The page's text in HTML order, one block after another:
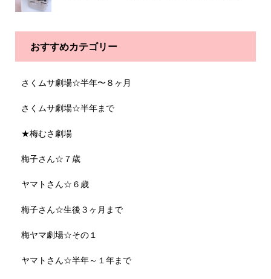
おすすめカテゴリー
さくムサ劇場☆半年〜８ヶ月
さくムサ劇場☆半年まで
★梅むさ劇場
梅子さん☆７歳
ヤマトさん☆６歳
梅子さん☆生後３ヶ月まで
梅ヤマ劇場☆その１
ヤマトさん☆半年～１年まで